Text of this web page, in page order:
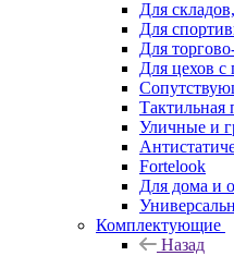
Для
Для
Для
Для цехов
Тактильная
Уличные и
Fortelook
Для дома и
Комплектующие
Назад